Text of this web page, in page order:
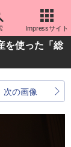
Impressサイト
を使った「総
次の画像